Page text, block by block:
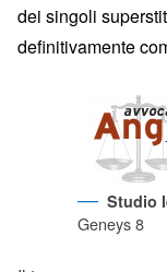
dei singoli
definitivamente
Studio
Geneys 8